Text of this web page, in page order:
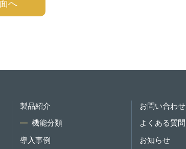
製品紹介
機能分類
導入事例
お問い合わせ
よくある質問
お知らせ